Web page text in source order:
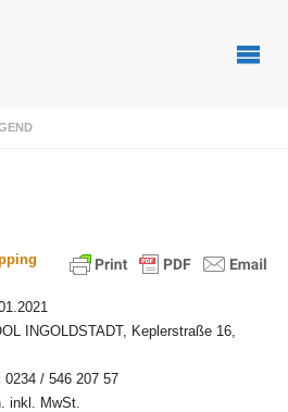
INGOLDSTADT, Keplerstraße 16,
0234 / 546 207 57
inkl. MwSt.